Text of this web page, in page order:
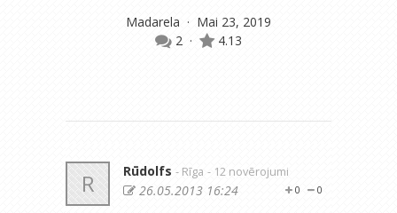
Madarela · Mai 23, 2019
2 · 4.13
R Rūdolfs - Rīga - 12 novērojumi
0
0
26.05.2013 16:24